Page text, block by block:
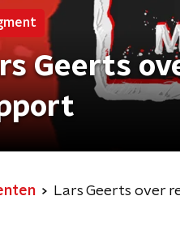
Geerts
Lars Geerts over